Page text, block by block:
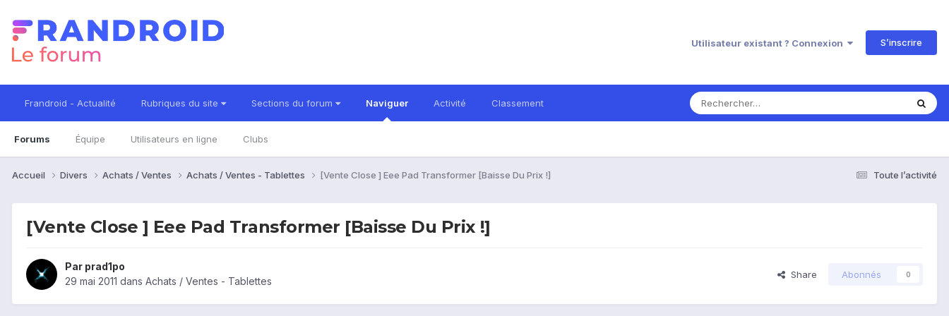
Utilisateur existant ? Connexion S’inscrire
Frandroid - Actualité Rubriques du site Sections du forum Naviguer
Forums Équipe Utilisateurs en ligne Clubs
Activité Classement
Toute l’activité
Accueil Divers Achats / Ventes Achats / Ventes - Tablettes [Vente Close ] Eee Pad Transformer [Baisse Du Prix !]
[Vente Close ] Eee Pad Transformer [Baisse Du Prix !]
Par prad1po
29 mai 2011 dans Achats / Ventes - Tablettes
Share Abonnés 0